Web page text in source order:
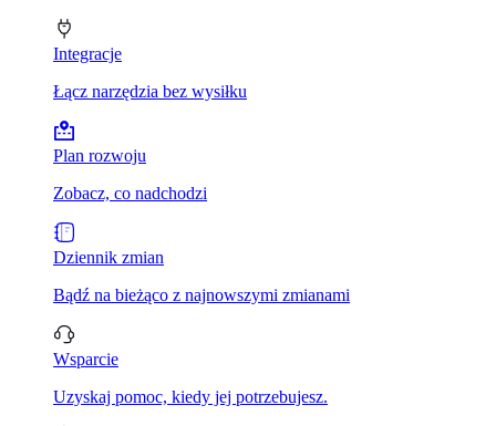
Integracje
Łącz narzędzia bez wysiłku
Plan rozwoju
Zobacz, co nadchodzi
Dziennik zmian
Bądź na bieżąco z najnowszymi zmianami
Wsparcie
Uzyskaj pomoc, kiedy jej potrzebujesz.